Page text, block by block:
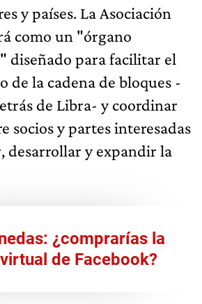
y países. La Asociación
como un "órgano
diseñado para facilitar el
de la cadena de bloques -
de Libra- y coordinar
socios y partes interesadas
desarrollar y expandir la
¿comprarías la
de Facebook?